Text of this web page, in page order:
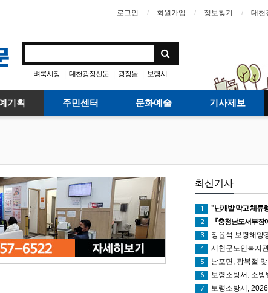
로그인 회원가입 정보찾기 대천
벼룩시장 | 대천광장신문 | 광장몰 | 보령시
기획 주민센터 문화예술 기사제보
최신기사
1
"난개발 막고 체류형 웰니스 도시로"…
2
『충청남도서부장애인종합복지관
3
장윤석 보령해양경찰서장, 육군 제97보병
4
서천군노인복지관, ‘마음
5
남포면, 광복절 맞아 ‘
6
보령소방서, 소방발전위원회 영상제
7
보령소방서, 2026년 하반